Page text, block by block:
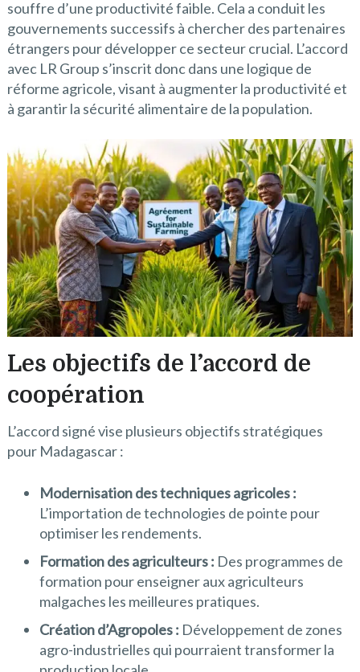
souffre d’une productivité faible. Cela a conduit les
gouvernements successifs à chercher des partenaires
étrangers pour développer ce secteur crucial. L’accord
avec LR Group s’inscrit donc dans une logique de
réforme agricole, visant à augmenter la productivité et
à garantir la sécurité alimentaire de la population.
Les objectifs de l’accord de
coopération
L’accord signé vise plusieurs objectifs stratégiques
pour Madagascar :
Modernisation des techniques agricoles :
L’importation de technologies de pointe pour
optimiser les rendements.
Formation des agriculteurs : Des programmes de
formation pour enseigner aux agriculteurs
malgaches les meilleures pratiques.
Création d’Agropoles : Développement de zones
agro-industrielles qui pourraient transformer la